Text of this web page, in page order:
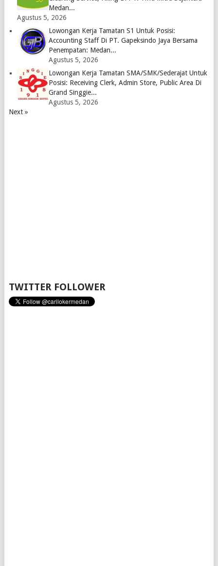
Medan...
Agustus 5, 2026
Lowongan Kerja Tamatan S1 Untuk Posisi:
Accounting Staff Di PT. Gapeksindo Jaya Bersama
Penempatan: Medan...
Agustus 5, 2026
Lowongan Kerja Tamatan SMA/SMK/Sederajat Untuk
Posisi: Receiving Clerk, Admin Store, Public Area Di
Grand Singgie...
Agustus 5, 2026
Next »
TWITTER FOLLOWER